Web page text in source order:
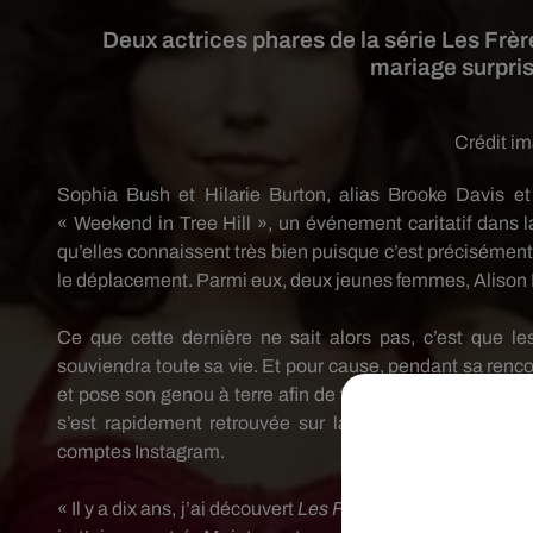
Deux actrices phares de la série Les
mariage
Crédit
Sophia Bush et Hilarie Burton, alias Brooke Davis et
« Weekend in Tree Hill », un événement caritatif dans
qu’elles connaissent très bien puisque c’est
le déplacement. Parmi eux, deux jeunes femmes, Alison
Ce que cette dernière ne sait alors pas, c’est que
souviendra toute sa vie. Et pour cause, pendant sa
et pose son genou à terre afin de faire sa demande en
s’est rapidement retrouvée sur la toile.
Les futures
comptes Instagram.
« Il y a dix ans, j’ai découvert Les Frères Scott et cela a